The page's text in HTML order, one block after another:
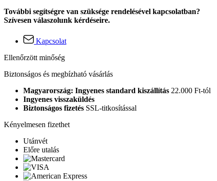
További segítségre van szüksége rendelésével kapcsolatban?
Szívesen válaszolunk kérdéseire.
Kapcsolat
Ellenőrzött minőség
Biztonságos és megbízható vásárlás
Magyarország: Ingyenes standard kiszállítás 22.000 Ft-tól
Ingyenes visszaküldés
Biztonságos fizetés SSL-titkosítással
Kényelmesen fizethet
Utánvét
Előre utalás